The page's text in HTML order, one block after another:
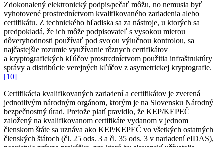
Zdokonalený elektronický podpis/pečať môžu, no nemusia byť
vyhotovené prostredníctvom kvalifikovaného zariadenia alebo
certifikátu. Z technického hľadiska sa za nástroje, u ktorých sa
predpokladá, že ich môže podpisovateľ s vysokou mierou
dôveryhodnosti používať pod svojou výlučnou kontrolou, sa
najčastejšie rozumie využívanie rôznych certifikátov
a kryptografických kľúčov prostredníctvom použitia infraštruktúry
správy a distribúcie verejných kľúčov z asymetrickej kryptografie.
[10]
Certifikácia kvalifikovaných zariadení a certifikátov je zverená
jednotlivým národným orgánom, ktorým je na Slovensku Národný
bezpečnostný úrad. Pretože platí pravidlo, že KEP/KEPEČ
založený na kvalifikovanom certifikáte vydanom v jednom
členskom štáte sa uznáva ako KEP/KEPEČ vo všetkých ostatných
členských štátoch (čl. 25 ods. 3 a čl. 35 ods. 3 v nariadení eIDAS),